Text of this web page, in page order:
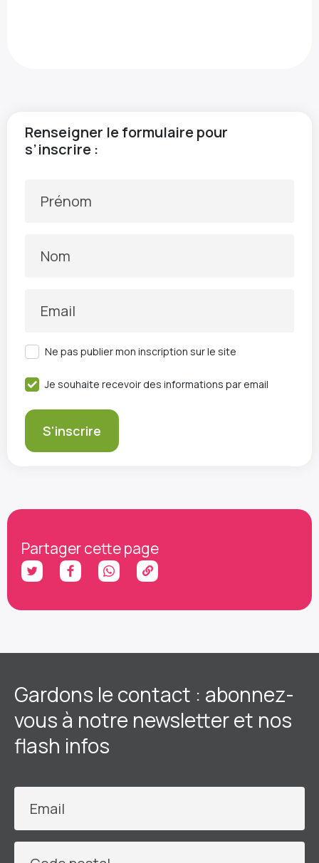
Renseigner le formulaire pour
s’inscrire :
Prénom
Nom
Email
Ne pas publier mon inscription sur le site
Je souhaite recevoir des informations par email
Partager cette page
Gardons le contact : abonnez-
vous à notre newsletter et nos
flash infos
Email